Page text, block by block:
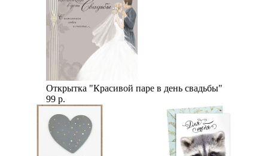
Открытка "Красивой паре в день свадьбы"
99 р.